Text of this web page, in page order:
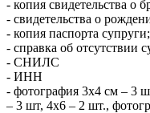
- копия свидетельства о
- свидетельства о
- копия паспорта супруги;
- справка об отсутствии
- СНИЛС
- ИНН
- фотография 3x4 см – 3
– 3 шт, 4x6 – 2 шт.,